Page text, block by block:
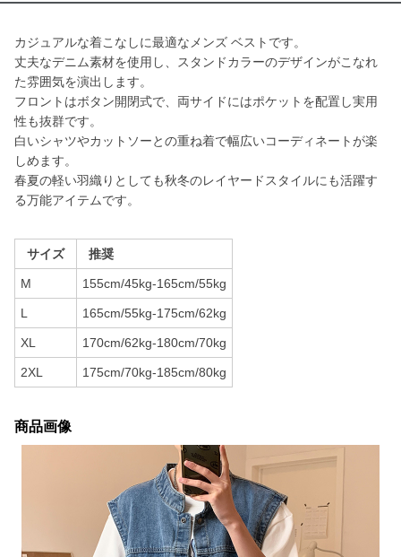
カジュアルな着こなしに最適なメンズ ベストです。
丈夫なデニム素材を使用し、スタンドカラーのデザインがこなれ
た雰囲気を演出します。
フロントはボタン開閉式で、両サイドにはポケットを配置し実用
性も抜群です。
白いシャツやカットソーとの重ね着で幅広いコーディネートが楽
しめます。
春夏の軽い羽織りとしても秋冬のレイヤードスタイルにも活躍す
る万能アイテムです。
サイズ 推奨
M 155cm/45kg-165cm/55kg
L 165cm/55kg-175cm/62kg
XL 170cm/62kg-180cm/70kg
2XL 175cm/70kg-185cm/80kg
商品画像